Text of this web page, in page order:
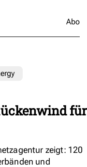
Abo
für
zeigt: 120
und